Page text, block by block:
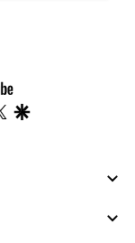
youtube-
footer
twitter